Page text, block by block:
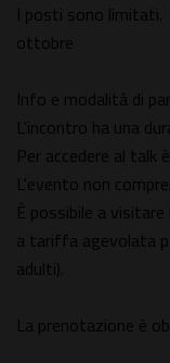
I posti sono limitati.
ottobre
Info e modalità di
L'incontro ha una
Per accedere al talk
L'evento non
È possibile a
a tariffa agevolata
adulti).
La prenotazione è